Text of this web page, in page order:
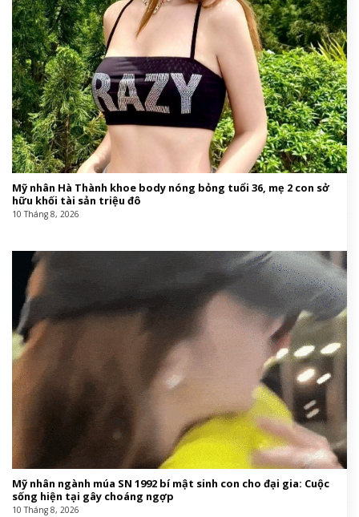
Mỹ nhân Hà Thành khoe body nóng bỏng tuổi 36, mẹ 2 con sở
hữu khối tài sản triệu đô
10 Tháng 8, 2026
Mỹ nhân ngành múa SN 1992 bí mật sinh con cho đại gia: Cuộc
sống hiện tại gây choáng ngợp
10 Tháng 8, 2026